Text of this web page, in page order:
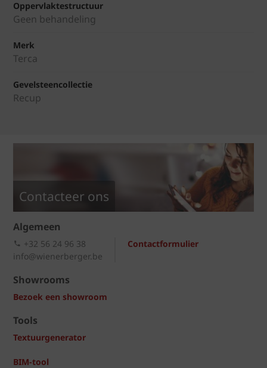
Oppervlaktestructuur
Geen behandeling
Merk
Terca
Gevelsteencollectie
Recup
Contacteer ons
Algemeen
Contactformulier
+32 56 24 96 38
info@wienerberger.be
Showrooms
Bezoek een showroom
Tools
Textuurgenerator
BIM-tool